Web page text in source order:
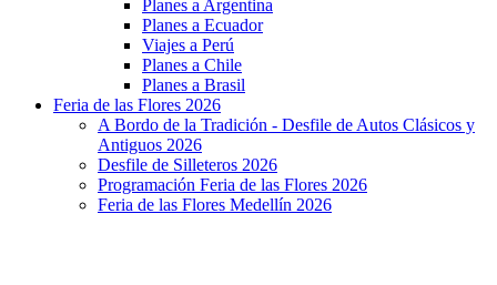
Planes a Argentina
Planes a Ecuador
Viajes a Perú
Planes a Chile
Planes a Brasil
Feria de las Flores 2026
A Bordo de la Tradición - Desfile de Autos Clásicos y
Antiguos 2026
Desfile de Silleteros 2026
Programación Feria de las Flores 2026
Feria de las Flores Medellín 2026